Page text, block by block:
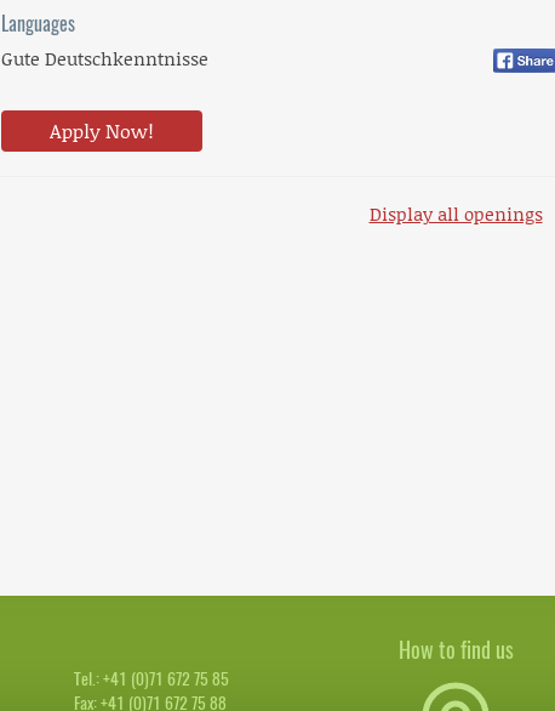
Languages
Gute Deutschkenntnisse
Apply Now!
Display all openings
Tel.: +41 (0)71 672 75 85
Fax: +41 (0)71 672 75 88
How to find us